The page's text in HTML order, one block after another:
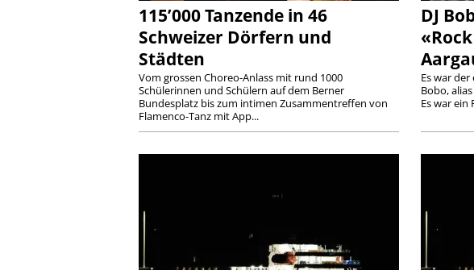
115’000 Tanzende in 46
Schweizer Dörfern und
Städten
Vom grossen Choreo-Anlass mit rund 1000
Schülerinnen und Schülern auf dem Berner
Bundesplatz bis zum intimen Zusammentreffen von
Flamenco-Tanz mit App...
DJ
Es war
Bobo,
Es war ein